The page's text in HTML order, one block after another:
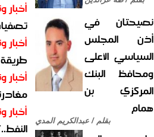
نصيحتان في
أذن المجلس
السياسي الأعلى
ومحافظ البنك
المركزي بن
همام
بقلم / عبدالكريم المدي
أخبار
أخبار
أخبار
أخبار